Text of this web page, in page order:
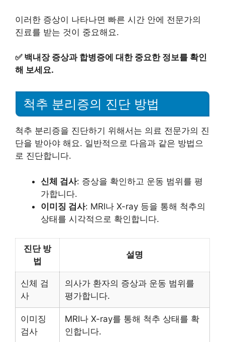
이러한 증상이 나타나면 빠른 시간 안에 전문가의
진료를 받는 것이 중요해요.
✅ 백내장 증상과 합병증에 대한 중요한 정보를 확인
해 보세요.
척추 분리증의 진단 방법
척추 분리증을 진단하기 위해서는 의료 전문가의 진
단을 받아야 해요. 일반적으로 다음과 같은 방법으
로 진단합니다.
신체 검사: 증상을 확인하고 운동 범위를 평
가합니다.
이미징 검사: MRI나 X-ray 등을 통해 척추의
상태를 시각적으로 확인합니다.
진단 방
법
설명
신체 검
사
의사가 환자의 증상과 운동 범위를
평가합니다.
이미징
검사
MRI나 X-ray를 통해 척추 상태를 확
인합니다.